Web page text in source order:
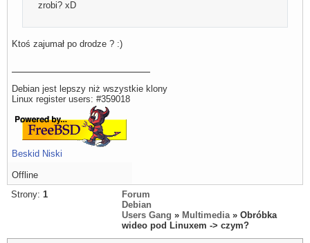
zrobi? xD
Ktoś zajumał po drodze ? :)
Debian jest lepszy niż wszystkie klony
Linux register users: #359018
Beskid Niski
Offline
Strony: 1
Forum
Debian
Users Gang » Multimedia» Obróbka
wideo pod Linuxem -> czym?